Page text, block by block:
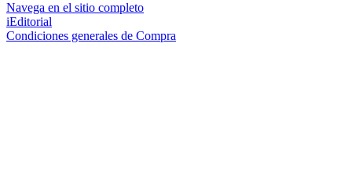
Navega en el sitio completo
iEditorial
Condiciones generales de Compra